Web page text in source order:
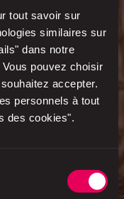
tout savoir sur
similaires sur
dans notre
Vous pouvez choisir
accepter.
personnels à tout
des cookies".